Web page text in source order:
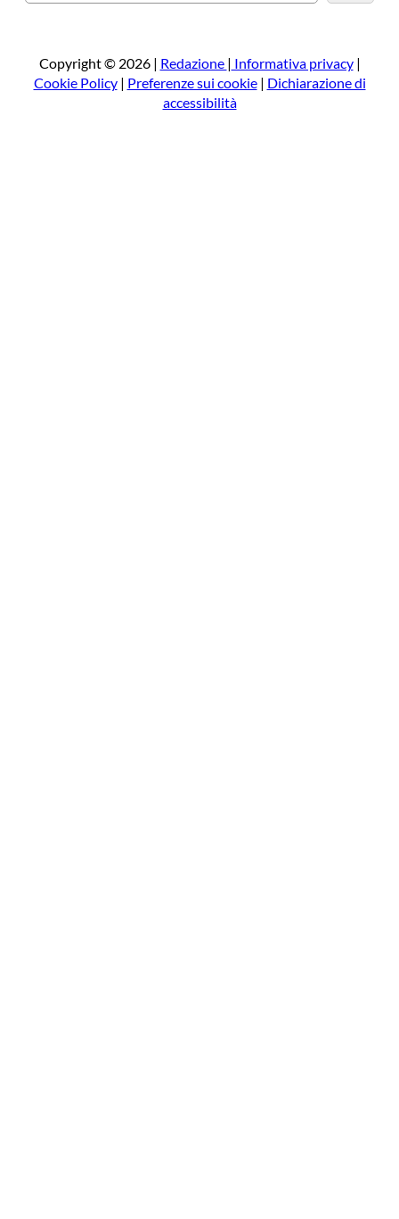
a
Copyright © 2026 | Redazione | Informativa privacy|
Cookie Policy| Preferenze sui cookie| Dichiarazione di
accessibilità